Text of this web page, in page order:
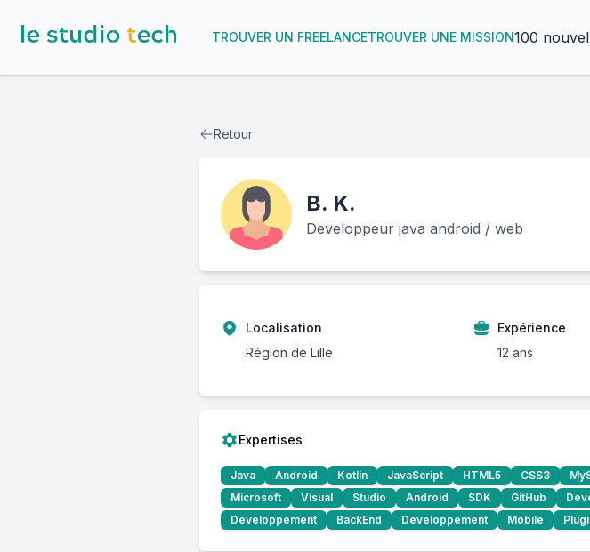
TROUVER UN FREELANCETROUVER UNE MISSION100
Retour
B. K.
Developpeur java android / web
Localisation
Région de Lille
Expérience
12 ans
Expertises
Java Android Kotlin JavaScript HTML5 CSS3
Microsoft
Visual Studio Android SDK GitHub
Developpement
BackEnd Developpement Mobile